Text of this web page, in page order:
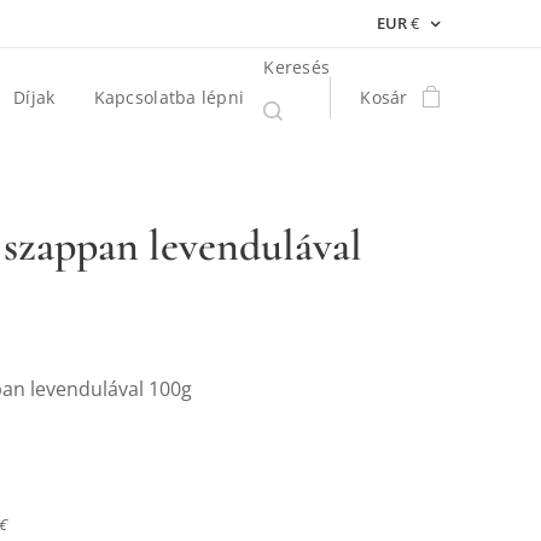
EUR€
Díjak Kapcsolatba lépni
Keresés
Kosár
levendulával
levendulával 100g